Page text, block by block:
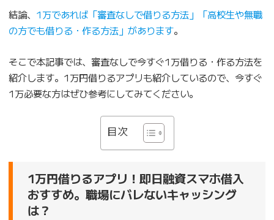
結論、 1万であれば「審査なしで借りる方法」「高校生や無職
の方でも借りる・作る方法」があります。
そこで本記事では、審査なしで今すぐ1万借りる・作る方法を
紹介します。1万円借りるアプリも紹介しているので、今すぐ
1万必要な方はぜひ参考にしてみてください。
目次
1万円借りるアプリ！即日融資スマホ借入
おすすめ。職場にバレないキャッシング
は？